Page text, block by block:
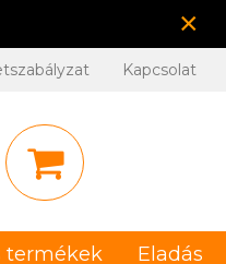
×
Kapcsolat
termékek
Eladás